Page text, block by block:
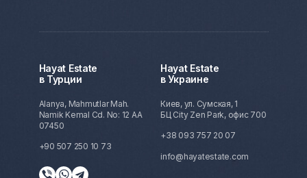
Hayat Estate
в Турции
Alanya, Mahmutlar Mah.
Namik Kemal Cd. No: 12 AA
07450
+90 507 250 10 73
Hayat Estate
в Украине
Киев, ул. Сумская, 1
БЦ City Zen Park, офис 700
+38 093 757 20 07
info@hayatestate.com